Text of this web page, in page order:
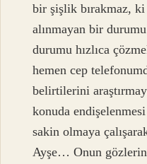
bir şişlik bırakmaz,
alınmayan bir
durumu hızlıca
hemen cep
belirtilerini
konuda
sakin olmaya
Ayşe… Onun